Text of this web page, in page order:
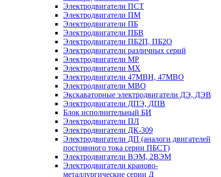
Электродвигатели ПСТ
Электродвигатели ПМ
Электродвигатели ПБ
Электродвигатели ПБВ
Электродвигатели ПБ2П, ПБ2О
Электродвигатели различных серий
Электродвигатели МР
Электродвигатели MX
Электродвигатели 47MBH, 47МВО
Электродвигатели MBO
Экскаваторные электродвигатели ДЭ, ДЭВ
Электродвигатели ДПЭ, ДПВ
Блок исполнительный БИ
Электродвигатели ПЛ
Электродвигатели ДК-309
Электродвигатели ДП (аналоги двигателей
постоянного тока серии ПБСТ)
Электродвигатели ВЭМ, 2ВЭМ
Электродвигатели краново-
металлургические серии Д